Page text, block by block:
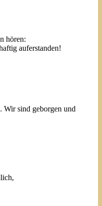
hören:
auferstanden!
Wir sind geborgen und